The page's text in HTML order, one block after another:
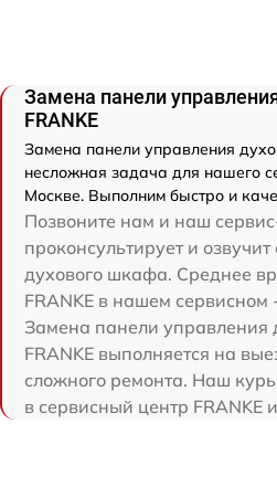
Замена панели
FRANKE
Замена панели управления
несложная задача для нашего
Москве. Выполним быстро и
Позвоните нам и наш
проконсультирует и
духового шкафа. Среднее
FRANKE в нашем сервисном
Замена панели управления
FRANKE выполняется на
сложного ремонта. Наш
в сервисный центр FRANKE